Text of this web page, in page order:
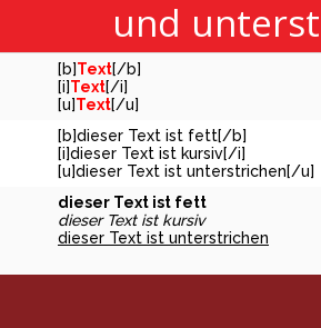
und
[b]Text[/b]
[i]Text[/i]
[u]Text[/u]
[b]dieser Text ist fett[/b]
[i]dieser Text ist kursiv[/i]
[u]dieser Text ist unterstrichen[/u]
dieser Text ist fett
dieser Text ist kursiv
dieser Text ist unterstrichen